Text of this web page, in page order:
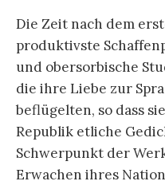
Die Zeit nach dem
produktivste
und obersorbische
die ihre Liebe zur
beflügelten, so dass
Republik etliche
Schwerpunkt der
Erwachen ihres